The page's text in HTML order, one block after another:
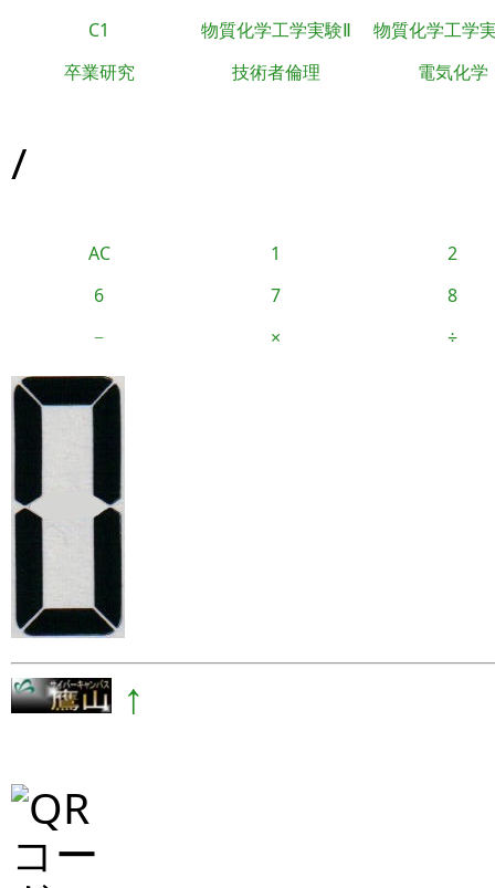
C1 物質化学工学実験Ⅱ
物質化学工学
卒業研究
技術者倫理 電気化学
/
AC 1
2
6
7
8
−
× ÷
↑